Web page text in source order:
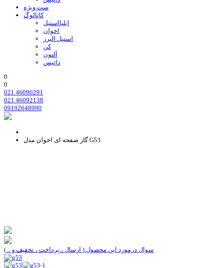
ست ویژه
کاتالوگ
ایلیااستیل
اخوان
استیل البرز
کن
آلتون
داتیس
0
0
021 46090291
021 46092138
09192648990
گاز صفحه ای اخوان مدل G53
سوال درمورد این محصول ( ارسال ، پرداخت ، تخفیف و ...)